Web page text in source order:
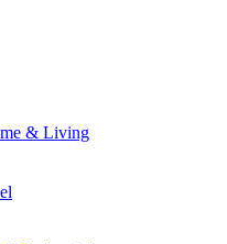
& Living